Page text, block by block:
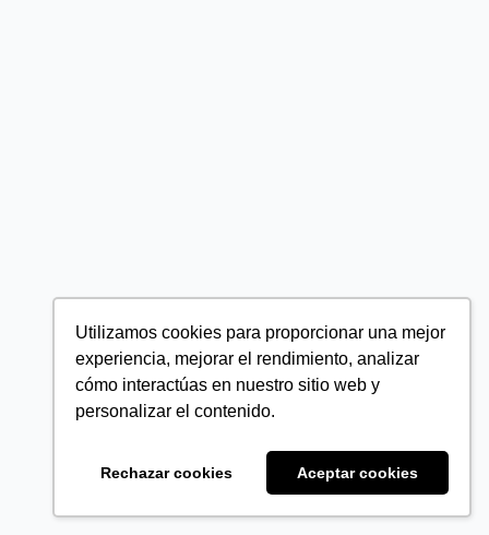
Utilizamos cookies para proporcionar una mejor
experiencia, mejorar el rendimiento, analizar
cómo interactúas en nuestro sitio web y
personalizar el contenido.
Rechazar cookies Aceptar cookies